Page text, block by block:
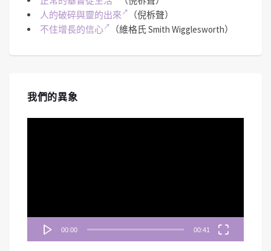
人的破碎與靈的出來
（倪柝聲）
不住增長的信心
（維格氏 Smith Wigglesworth）
我們的異象
00:00 00:41